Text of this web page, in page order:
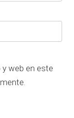
web en este